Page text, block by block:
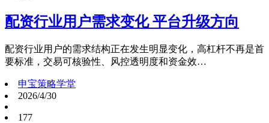
配资行业用户需求变化 平台升级方向
配资行业用户的需求结构正在发生明显变化，高杠杆不再是首
要标准，交易可核验性、风控透明度和资金效…
申宝策略学堂
2026/4/30
177